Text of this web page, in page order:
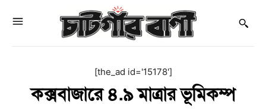
[the_ad id='15178']
কক্সবাজারে ৪.৯ মাত্রার ভূমিকম্প